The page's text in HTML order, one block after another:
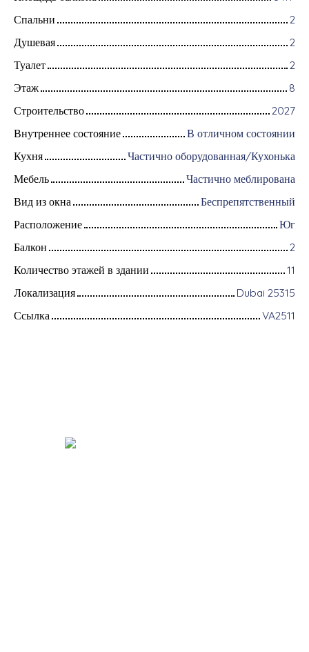
Спальни
2
Душевая
2
Туалет
2
Этаж
8
Строительство
2027
Внутреннее состояние
В отличном состоянии
Кухня
Частично оборудованная/Кухонька
Мебель
Частично меблирована
Вид из окна
Беспрепятственный
Расположение
Юг
Балкон
2
Количество этажей в здании
11
Локализация
Dubai 25315
Ссылка
VA2511